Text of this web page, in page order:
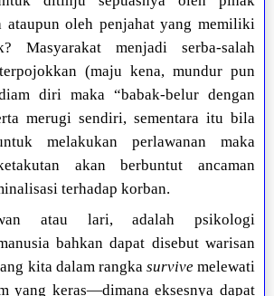
ataupun oleh penjahat yang memiliki
Masyarakat menjadi serba-salah
(maju kena, mundur pun
diri maka “babak-belur dengan
merugi sendiri, sementara itu bila
melakukan perlawanan maka
akan berbuntut ancaman
terhadap korban.
atau lari, adalah psikologi
bahkan dapat disebut warisan
kita dalam rangka survivemelewati
yang keras—dimana eksesnya dapat